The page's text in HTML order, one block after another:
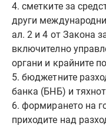
4. сметките за
други
ал. 2 и 4 от Закона
включително
органи и крайните
5. бюджетните
банка (БНБ) и
6. формирането на
приходите над